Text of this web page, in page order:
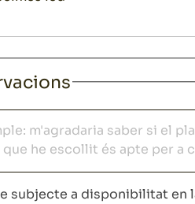
subjecte a disponibilitat en